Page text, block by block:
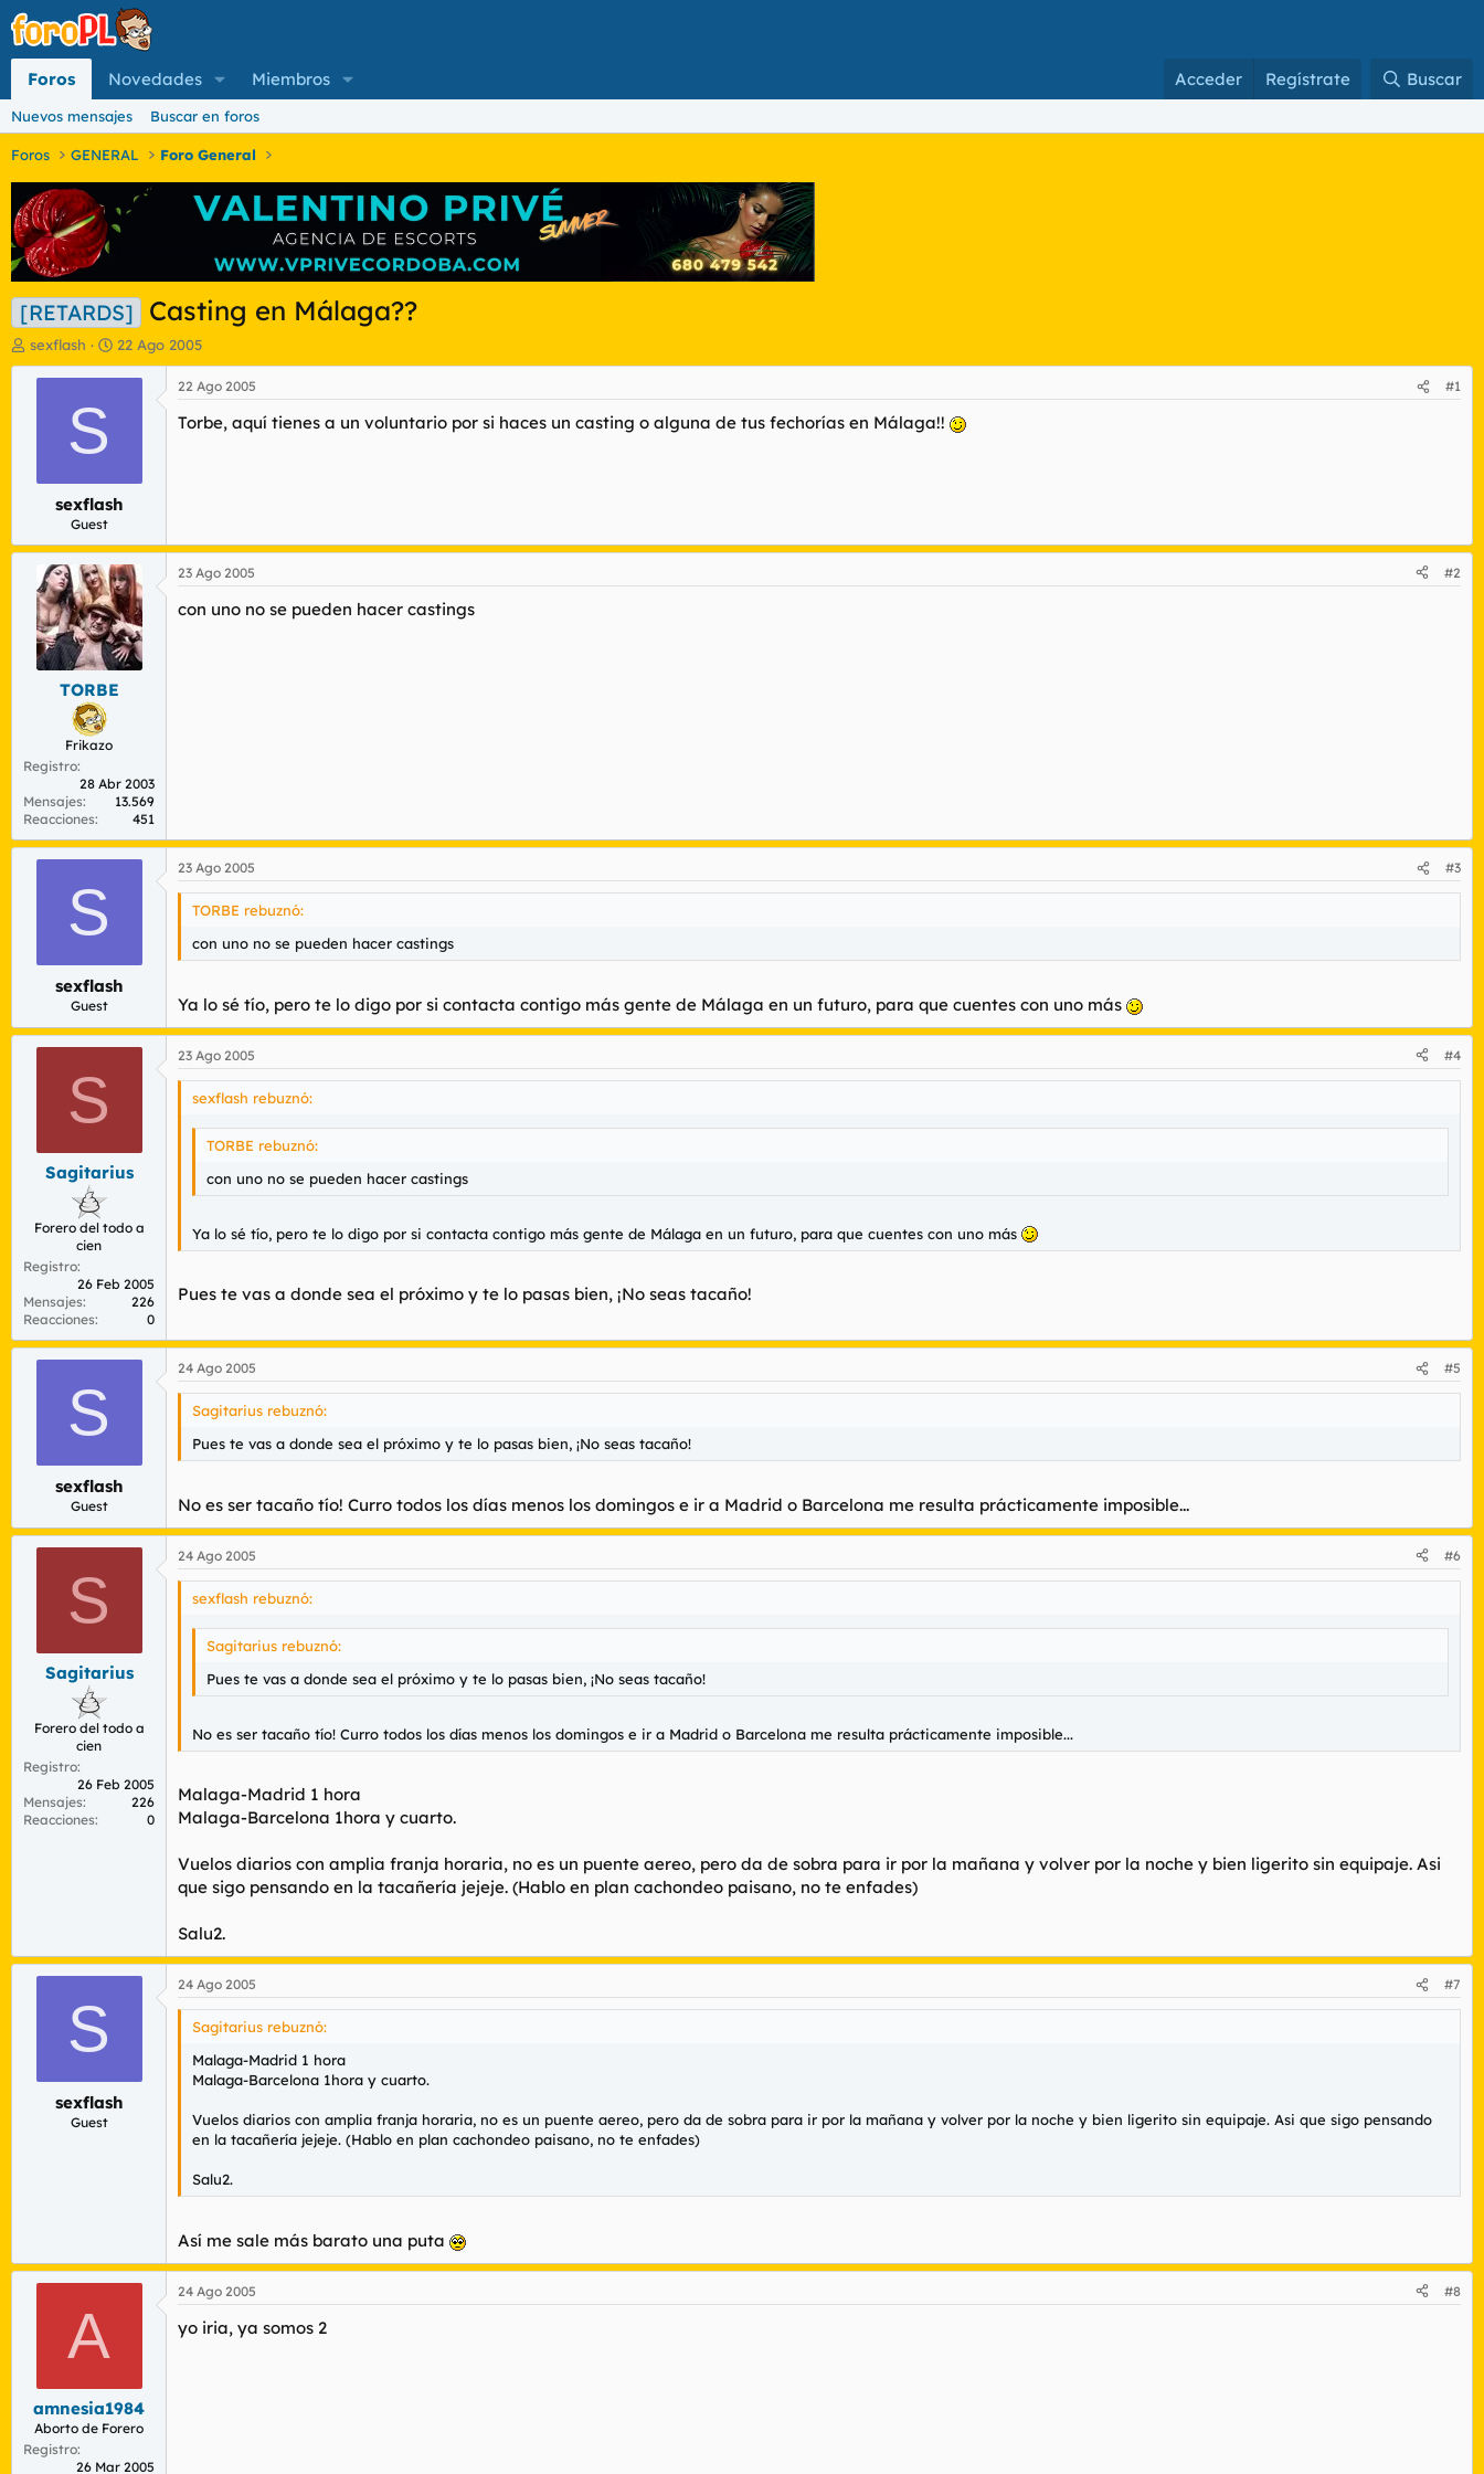
Foros Novedades Miembros Acceder Regístrate Buscar
Nuevos mensajes Buscar en foros
Foros GENERAL Foro General
[RETARDS] Casting en Málaga??
I
n
o
e
e
m
a
sexflash
F
e
c
i
n
c
i
o
22 Ago 2005
S
sexflash
Guest
22 Ago 2005 #1
Torbe, aquí tienes a un voluntario por si haces un casting o alguna de tus fechorías en Málaga!!
TORBE
Frikazo
Registro
28 Abr 2003
Mensajes
13.569
Reacciones
451
23 Ago 2005 #2
con uno no se pueden hacer castings
S
sexflash
Guest
23 Ago 2005 #3
TORBE rebuznó:
con uno no se pueden hacer castings
Ya lo sé tío, pero te lo digo por si contacta contigo más gente de Málaga en un futuro, para que cuentes con uno más
S
Sagitarius
Forero del todo a
cien
Registro
26 Feb 2005
Mensajes
226
Reacciones
0
23 Ago 2005 #4
sexflash rebuznó:
TORBE rebuznó:
con uno no se pueden hacer castings
Ya lo sé tío, pero te lo digo por si contacta contigo más gente de Málaga en un futuro, para que cuentes con uno más
Pues te vas a donde sea el próximo y te lo pasas bien, ¡No seas tacaño!
S
sexflash
Guest
24 Ago 2005 #5
Sagitarius rebuznó:
Pues te vas a donde sea el próximo y te lo pasas bien, ¡No seas tacaño!
No es ser tacaño tío! Curro todos los días menos los domingos e ir a Madrid o Barcelona me resulta prácticamente imposible...
S
Sagitarius
Forero del todo a
cien
Registro
26 Feb 2005
Mensajes
226
Reacciones
0
24 Ago 2005 #6
sexflash rebuznó:
Sagitarius rebuznó:
Pues te vas a donde sea el próximo y te lo pasas bien, ¡No seas tacaño!
No es ser tacaño tío! Curro todos los días menos los domingos e ir a Madrid o Barcelona me resulta prácticamente imposible...
Malaga-Madrid 1 hora
Malaga-Barcelona 1hora y cuarto.
Vuelos diarios con amplia franja horaria, no es un puente aereo, pero da de sobra para ir por la mañana y volver por la noche y bien ligerito sin equipaje. Asi
que sigo pensando en la tacañería jejeje. (Hablo en plan cachondeo paisano, no te enfades)
Salu2.
S
sexflash
Guest
24 Ago 2005 #7
Sagitarius rebuznó:
Malaga-Madrid 1 hora
Malaga-Barcelona 1hora y cuarto.
Vuelos diarios con amplia franja horaria, no es un puente aereo, pero da de sobra para ir por la mañana y volver por la noche y bien ligerito sin equipaje. Asi que sigo pensando
en la tacañería jejeje. (Hablo en plan cachondeo paisano, no te enfades)
Salu2.
Así me sale más barato una puta
A
amnesia1984
Aborto de Forero
Registro
26 Mar 2005
24 Ago 2005 #8
yo iria, ya somos 2